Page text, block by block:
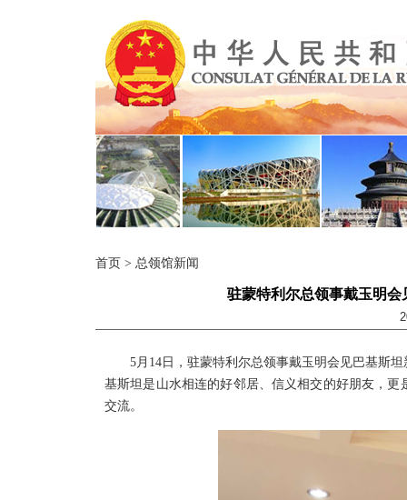
首页 > 总领馆新闻
驻蒙特利尔总领事戴玉明
5月14日，驻蒙特利尔总领事戴玉明会见巴基斯
基斯坦是山水相连的好邻居、信义相交的好朋友，
交流。